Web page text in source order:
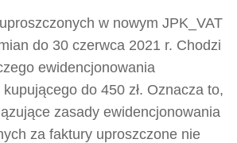
w nowym JPK_VAT
do 30 czerwca 2021 r. Chodzi
ewidencjonowania
do 450 zł. Oznacza to,
zasady ewidencjonowania
za faktury uproszczone nie